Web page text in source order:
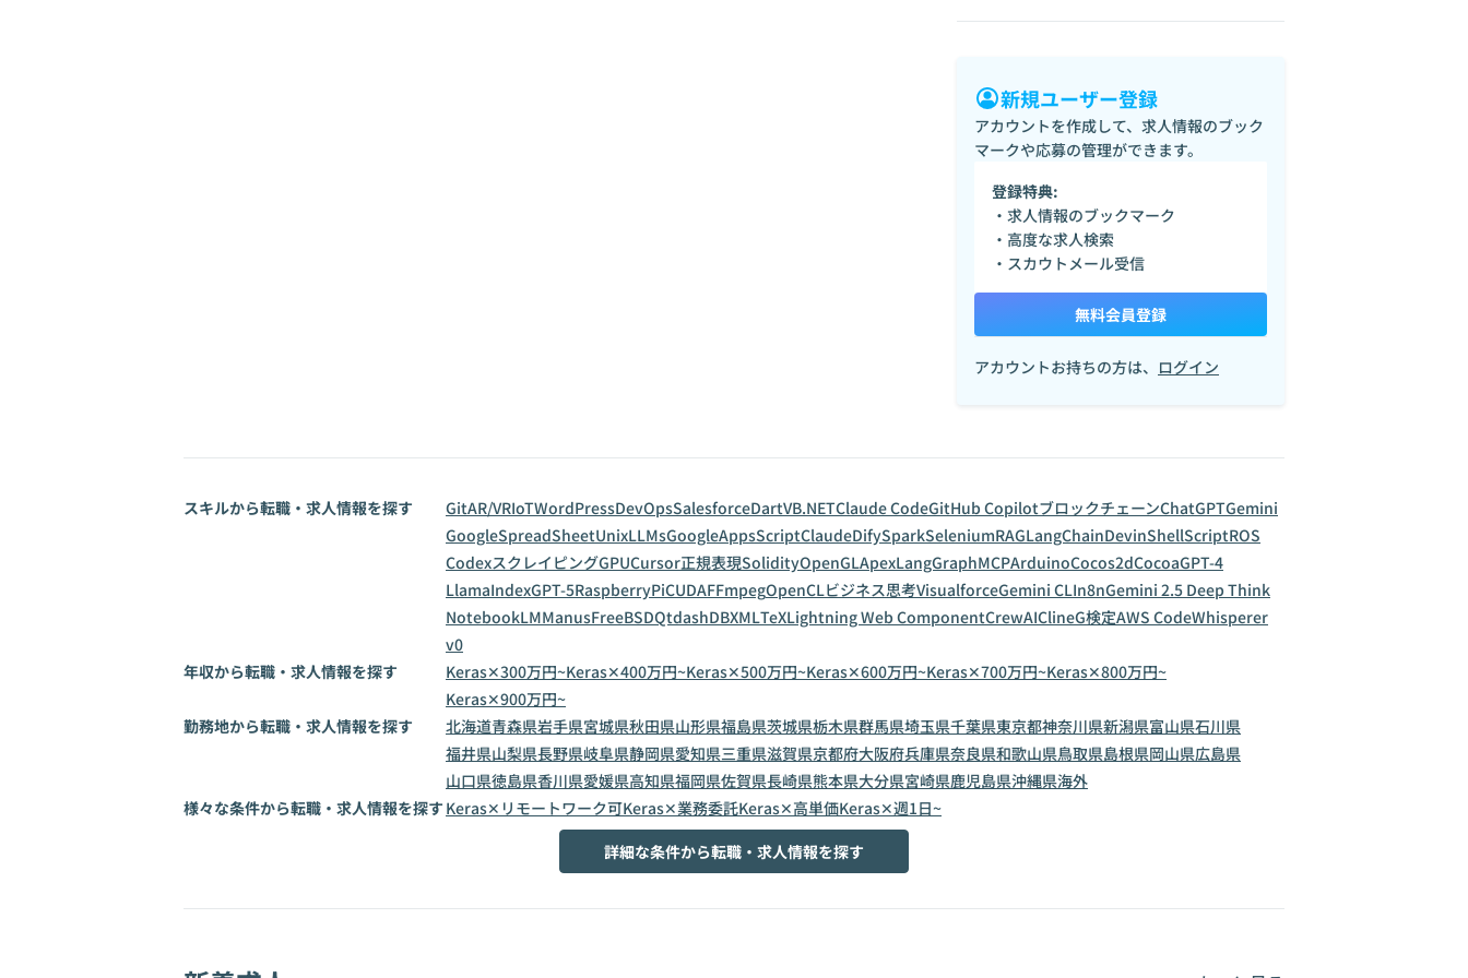
新規ユーザー登録
アカウントを作成して、求人情報のブック
マークや応募の管理ができます。
登録特典:
・求人情報のブックマーク
・高度な求人検索
・スカウトメール受信
無料会員登録
アカウントお持ちの方は、 ログイン
スキルから転職・求人情報を探す GitAR/VRIoTWordPressDevOpsSalesforceDartVB.NETClaude CodeGitHub CopilotブロックチェーンChatGPTGemini
GoogleSpreadSheetUnixLLMsGoogleAppsScriptClaudeDifySparkSeleniumRAGLangChainDevinShellScriptROS
CodexスクレイピングGPUCursor正規表現SolidityOpenGLApexLangGraphMCPArduinoCocos2dCocoaGPT-4
LlamaIndexGPT-5RaspberryPiCUDAFFmpegOpenCLビジネス思考VisualforceGemini CLIn8nGemini 2.5 Deep Think
NotebookLMManusFreeBSDQtdashDBXMLTeXLightning Web ComponentCrewAIClineG検定AWS CodeWhisperer
v0
年収から転職・求人情報を探す
Keras✕300万円~Keras✕400万円~Keras✕500万円~Keras✕600万円~Keras✕700万円~Keras✕800万円~
Keras✕900万円~
勤務地から転職・求人情報を探す
北海道青森県岩手県宮城県秋田県山形県福島県茨城県栃木県群馬県埼玉県千葉県東京都神奈川県新潟県富山県石川県
福井県山梨県長野県岐阜県静岡県愛知県三重県滋賀県京都府大阪府兵庫県奈良県和歌山県鳥取県島根県岡山県広島県
山口県徳島県香川県愛媛県高知県福岡県佐賀県長崎県熊本県大分県宮崎県鹿児島県沖縄県海外
様々な条件から転職・求人情報を探す Keras✕リモートワーク可Keras✕業務委託Keras✕高単価Keras✕週1日~
詳細な条件から転職・求人情報を探す